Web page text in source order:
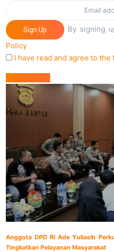
Sign Up By signing
Policy
I have read and agree to
Berita Utama
Anggota DPD RI Ade Yuliasih
Tingkatkan Pelayanan Masyarakat